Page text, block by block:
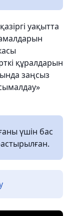
уақытта
құралдарын
заңсыз
үшін бас